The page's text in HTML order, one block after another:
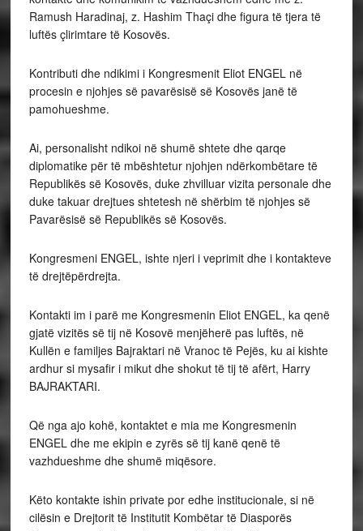
Ramush Haradinaj, z. Hashim Thaçi dhe figura të tjera të
luftës çlirimtare të Kosovës.
Kontributi dhe ndikimi i Kongresmenit Eliot ENGEL në
procesin e njohjes së pavarësisë së Kosovës janë të
pamohueshme.
Ai, personalisht ndikoi në shumë shtete dhe qarqe
diplomatike për të mbështetur njohjen ndërkombëtare të
Republikës së Kosovës, duke zhvilluar vizita personale dhe
duke takuar drejtues shtetesh në shërbim të njohjes së
Pavarësisë së Republikës së Kosovës.
Kongresmeni ENGEL, ishte njeri i veprimit dhe i kontakteve
të drejtëpërdrejta.
Kontakti im i parë me Kongresmenin Eliot ENGEL, ka qenë
gjatë vizitës së tij në Kosovë menjëherë pas luftës, në
Kullën e familjes Bajraktari në Vranoc të Pejës, ku ai kishte
ardhur si mysafir i mikut dhe shokut të tij të afërt, Harry
BAJRAKTARI.
Që nga ajo kohë, kontaktet e mia me Kongresmenin
ENGEL dhe me ekipin e zyrës së tij kanë qenë të
vazhdueshme dhe shumë miqësore.
Këto kontakte ishin private por edhe institucionale, si në
cilësin e Drejtorit të Institutit Kombëtar të Diasporës